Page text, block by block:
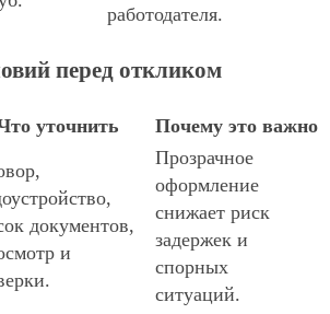
работодателя.
перед откликом
уточнить Почему это важно
документов,
и
Прозрачное
оформление
снижает риск
задержек и
спорных
ситуаций.